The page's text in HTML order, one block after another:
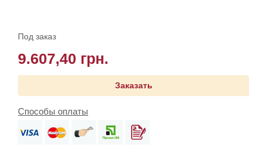
Под заказ
9.607,40 грн.
Заказать
Способы оплаты